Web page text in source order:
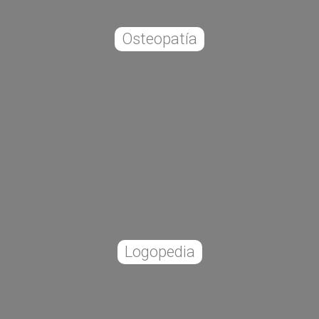
Osteopatía
Logopedia